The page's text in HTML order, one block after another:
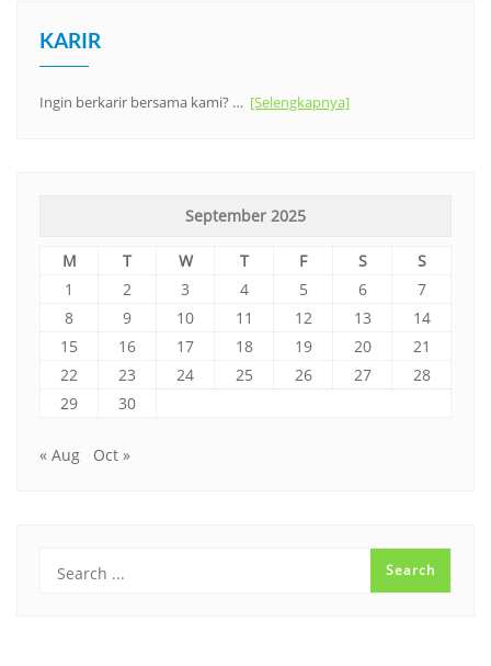
KARIR
Ingin berkarir bersama kami? … [Selengkapnya]
September 2025
M T W T F S
S
1
2 3 4 5 6
7
8
9 10 11 12 13
14
15
16 17 18 19 20
21
22
23 24 25 26 27
28
29
30
« Aug Oct »